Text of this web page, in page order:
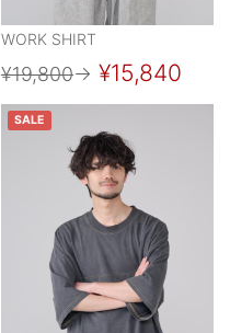
WORK SHIRT
¥19,800→ ¥15,840
SALE